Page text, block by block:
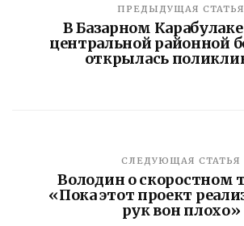
ПРЕДЫДУЩАЯ СТАТЬЯ
В Базарном Карабулаке
центральной районной
открылась
СЛЕДУЮЩАЯ СТАТЬЯ
Володин о скоростном
«Пока этот проект
рук вон плохо»